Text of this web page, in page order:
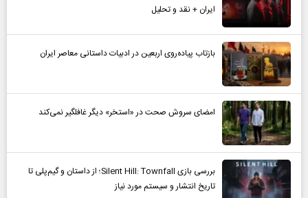
ایران + نقد و تحلیل
بازتاب پیاده‌روی اربعین در ادبیات داستانی معاصر ایران
امضای سروش صحت در «استخر» دیگر غافلگیر نمی‌کند
بررسی بازی Silent Hill: Townfall؛ از داستان و گیم‌پلی تا
تاریخ انتشار و سیستم مورد نیاز